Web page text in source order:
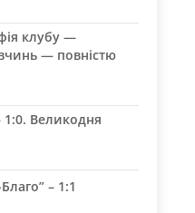
клубу —
— повністю
1:0. Великодня
– 1:1